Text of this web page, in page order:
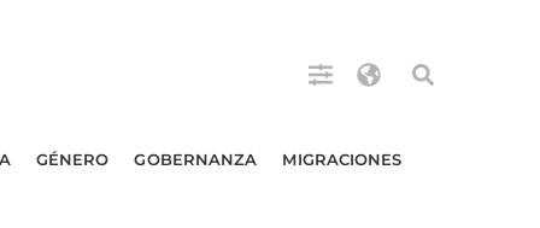
GÉNERO GOBERNANZA MIGRACIONES